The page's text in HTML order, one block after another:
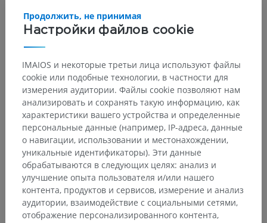
имеются боковые рога, обеспечивающие симпатическую
иннервацию. Серое вещество окружено белым веществом,
передний, боковой и задний столбы белого вещества.
Черепные и спинномозговые нервы отходят от головного
и спинного мозга, составляя периферическую нервную
систему. В организме человека насчитывается 12 пар
черепных нервов и 31 пара спинномозговых нервов.
Есть ли проблема с этим переводом? СООБЩИТЬ
Литература
Настройки файлов cookie
Продолжить, не принимая
IMAIOS и некоторые третьи лица используют файлы
cookie или подобные технологии, в частности для
измерения аудитории. Файлы cookie позволяют нам
анализировать и сохранять такую информацию, как
характеристики вашего устройства и определенные
персональные данные (например, IP-адреса, данные
о навигации, использовании и местонахождении,
уникальные идентификаторы). Эти данные
обрабатываются в следующих целях: анализ и
улучшение опыта пользователя и/или нашего
контента, продуктов и сервисов, измерение и анализ
аудитории, взаимодействие с социальными сетями,
отображение персонализированного контента,